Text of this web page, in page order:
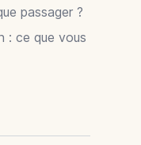
passager ?
: ce que vous